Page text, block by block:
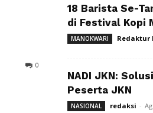
0
18 Barista Se-
di Festival Kopi
MANOKWARI Redaktur
NADI JKN:
Peserta JKN
NASIONAL redaksi -